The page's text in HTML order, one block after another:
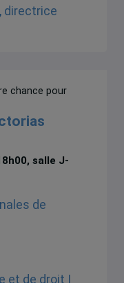
chance pour
salle J-